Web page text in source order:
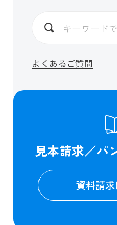
よくあるご質問
見本請求／パ
資料請